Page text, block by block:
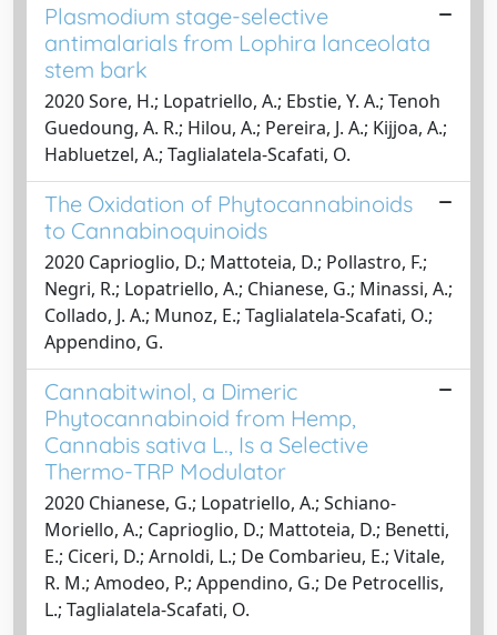
Plasmodium stage-selective
antimalarials from Lophira lanceolata
stem bark
2020 Sore, H.; Lopatriello, A.; Ebstie, Y. A.; Tenoh
Guedoung, A. R.; Hilou, A.; Pereira, J. A.; Kijjoa, A.;
Habluetzel, A.; Taglialatela-Scafati, O.
The Oxidation of Phytocannabinoids
to Cannabinoquinoids
2020 Caprioglio, D.; Mattoteia, D.; Pollastro, F.;
Negri, R.; Lopatriello, A.; Chianese, G.; Minassi, A.;
Collado, J. A.; Munoz, E.; Taglialatela-Scafati, O.;
Appendino, G.
Cannabitwinol, a Dimeric
Phytocannabinoid from Hemp,
Cannabis sativa L., Is a Selective
Thermo-TRP Modulator
2020 Chianese, G.; Lopatriello, A.; Schiano-
Moriello, A.; Caprioglio, D.; Mattoteia, D.; Benetti,
E.; Ciceri, D.; Arnoldi, L.; De Combarieu, E.; Vitale,
R. M.; Amodeo, P.; Appendino, G.; De Petrocellis,
L.; Taglialatela-Scafati, O.